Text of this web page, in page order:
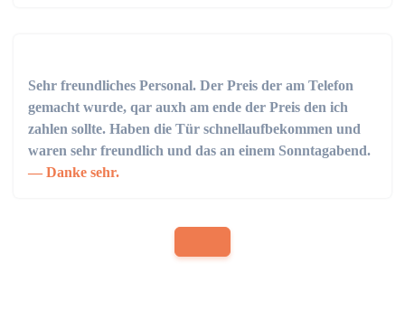
Sehr freundliches Personal. Der Preis der am Telefon
gemacht wurde, qar auxh am ende der Preis den ich
zahlen sollte. Haben die Tür schnellaufbekommen und
waren sehr freundlich und das an einem Sonntagabend.
Danke sehr.